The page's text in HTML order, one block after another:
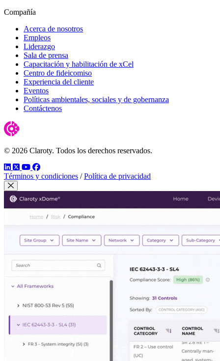
Compañía
Acerca de nosotros
Empleos
Liderazgo
Sala de prensa
Capacitación y habilitación de xCel
Centro de fideicomiso
Experiencia del cliente
Eventos
Políticas ambientales, sociales y de gobernanza
Contáctenos
© 2026 Claroty. Todos los derechos reservados.
LinkedIn
TwitterYouTube
Facebook
Términos y condiciones / Política de privacidad
Cerrar modal